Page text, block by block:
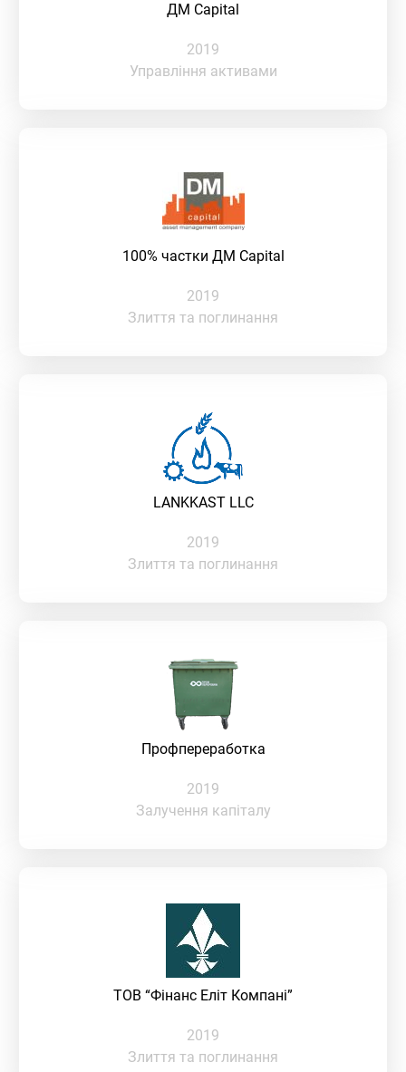
ДМ Capital
2019
Управління активами
100% частки ДМ Capital
2019
Злиття та поглинання
LANKKAST LLC
2019
Злиття та поглинання
Профпереработка
2019
Залучення капіталу
ТОВ “Фінанс Еліт Компані”
2019
Злиття та поглинання